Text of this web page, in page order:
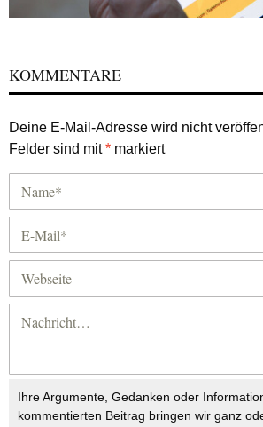
KOMMENTARE
Deine E-Mail-Adresse wird nicht
Felder sind mit* markiert
Ihre Argumente, Gedanken oder
kommentierten Beitrag bringen wir ganz